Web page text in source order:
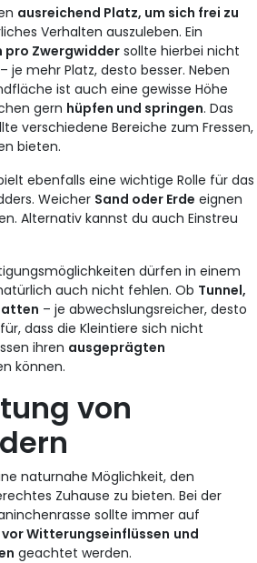
ausreichend Platz, um sich frei zu
Verhalten auszuleben. Ein
pro Zwergwidder sollte hierbei nicht
je mehr Platz, desto besser. Neben
ist auch eine gewisse Höhe
gern hüpfen und springen. Das
verschiedene Bereiche zum Fressen,
bieten.
ebenfalls eine wichtige Rolle für das
Weicher Sand oder Erde eignen
Alternativ kannst du auch Einstreu
dürfen in einem
auch nicht fehlen. Ob Tunnel,
– je abwechslungsreicher, desto
dass die Kleintiere sich nicht
ihren ausgeprägten
können.
von
naturnahe Möglichkeit, den
Zuhause zu bieten. Bei der
sollte immer auf
Witterungseinflüssen und
geachtet werden.